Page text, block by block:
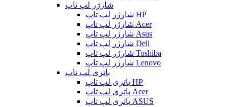
شارژر لپ تاپ
شارژر لپ تاپ HP
شارژر لپ تاپ Acer
شارژر لپ تاپ Asus
شارژر لپ تاپ Dell
شارژر لپ تاپ Toshiba
شارژر لپ تاپ Lenovo
باتری لپ تاپ
باتری لپ تاپ HP
باتری لپ تاپ Acer
باتری لپ تاپ ASUS